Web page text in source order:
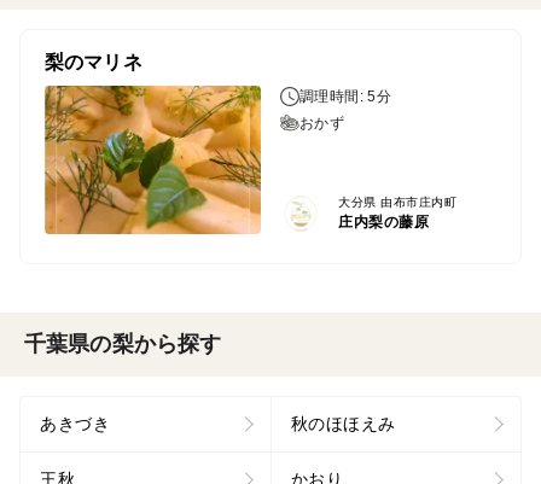
梨のマリネ
調理時間: 5分
おかず
大分県 由布市庄内町
庄内梨の藤原
千葉県の梨から探す
あきづき 秋のほほえみ
王秋 かおり